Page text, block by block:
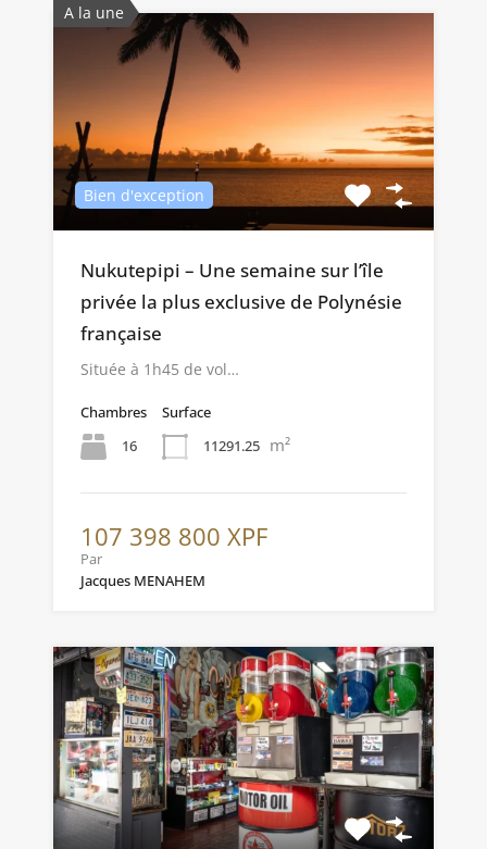
A la une
Bien d'exception
Nukutepipi – Une semaine sur l’île
privée la plus exclusive de Polynésie
française
Située à 1h45 de vol…
Chambres
16
Surface
11291.25 m²
107 398 800 XPF
Par
Jacques MENAHEM